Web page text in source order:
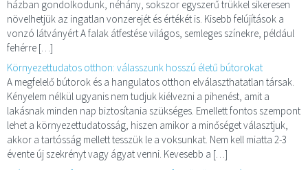
házban gondolkodunk, néhány, sokszor egyszerű trükkel sikeresen
növelhetjük az ingatlan vonzerejét és értékét is. Kisebb felújítások a
vonzó látványért A falak átfestése világos, semleges színekre, például
fehérre […]
Környezettudatos otthon: válasszunk hosszú életű bútorokat
A megfelelő bútorok és a hangulatos otthon elválaszthatatlan társak.
Kényelem nélkül ugyanis nem tudjuk kiélvezni a pihenést, amit a
lakásnak minden nap biztosítania szükséges. Emellett fontos szempont
lehet a környezettudatosság, hiszen amikor a minőséget választjuk,
akkor a tartósság mellett tesszük le a voksunkat. Nem kell miatta 2-3
évente új szekrényt vagy ágyat venni. Kevesebb a […]